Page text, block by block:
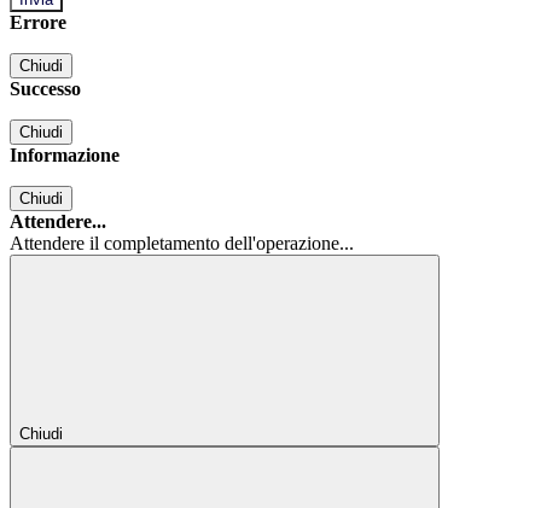
Errore
Chiudi
Successo
Chiudi
Informazione
Chiudi
Attendere...
Attendere il completamento dell'operazione...
Chiudi